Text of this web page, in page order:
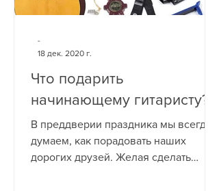
Что подарить
начинающему гитаристу?
В преддверии праздника мы всегда
думаем, как порадовать наших
дорогих друзей. Желая сделать
-
18 дек. 2020 г.